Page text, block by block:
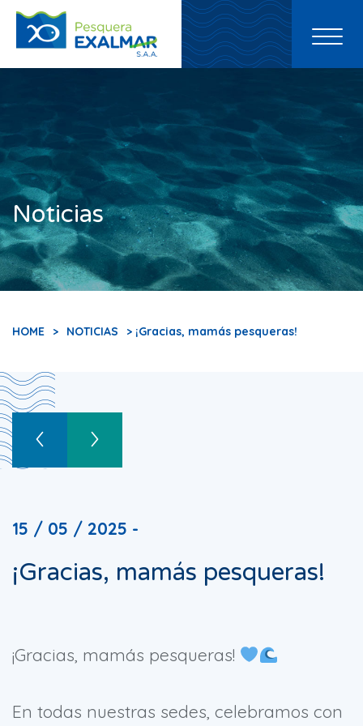
Toggle
Noticias
HOME > NOTICIAS > ¡Gracias, mamás pesqueras!
15 / 05 / 2025 -
¡Gracias, mamás pesqueras!
¡Gracias, mamás pesqueras!
En todas nuestras sedes, celebramos con